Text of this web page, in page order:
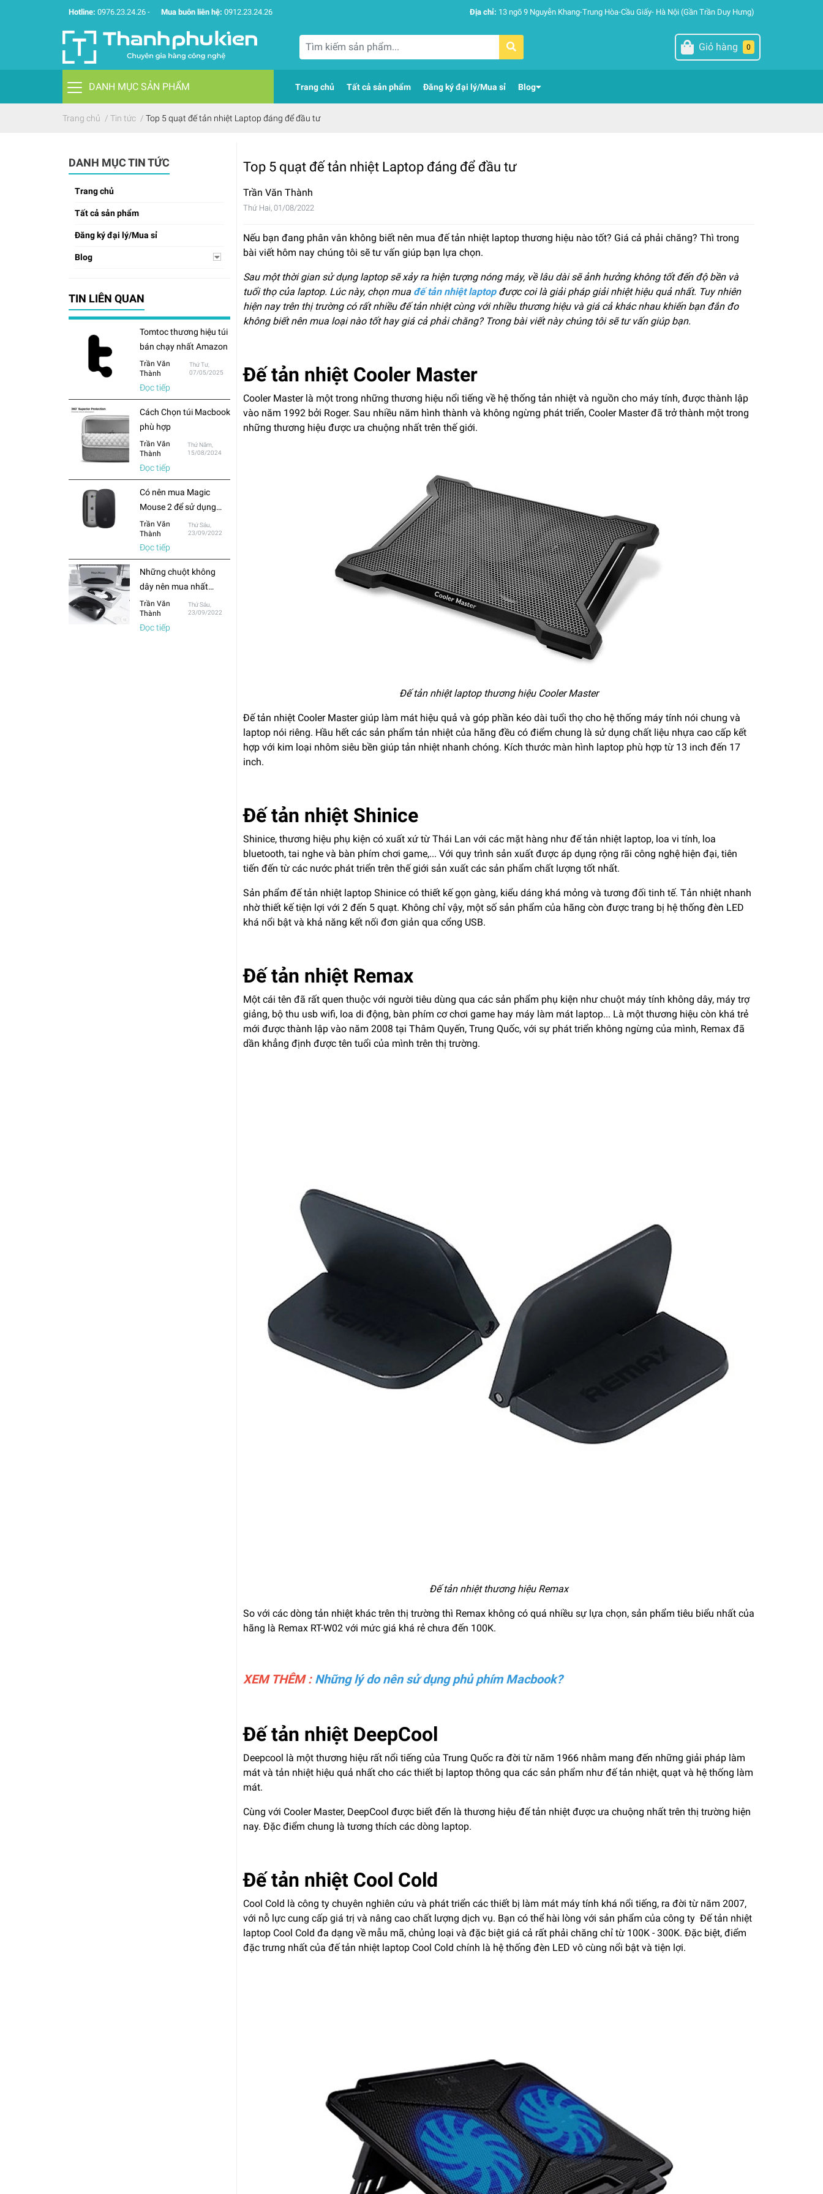
Hotline: 0976.23.24.26 - Mua buôn liên hệ: 0912.23.24.26 Địa chỉ: 13 ngõ 9 Nguyễn Khang-Trung Hòa-Cầu Giấy- Hà Nội (Gần Trần Duy Hưng)
Giỏ hàng 0
DANH MỤC SẢN PHẨM Trang chủ Tất cả sản phẩm Đăng ký đại lý/Mua sỉ Blog
Trang chủ / Tin tức / Top 5 quạt đế tản nhiệt Laptop đáng để đầu tư
DANH MỤC TIN TỨC
Trang chủ
Tất cả sản phẩm
Đăng ký đại lý/Mua sỉ
Blog
TIN LIÊN QUAN
Tomtoc thương hiệu túi
bán chạy nhất Amazon
Trần Văn
Thành
Thứ Tư,
07/05/2025
Đọc tiếp
Cách Chọn túi Macbook
phù hợp
Trần Văn
Thành
Thứ Năm,
15/08/2024
Đọc tiếp
Có nên mua Magic
Mouse 2 để sử dụng
cho Macbook hay chỉ
mua chuột thông
thường?
Trần Văn
Thành
Thứ Sáu,
23/09/2022
Đọc tiếp
Những chuột không
dây nên mua nhất
trong năm 2022
Trần Văn
Thành
Thứ Sáu,
23/09/2022
Đọc tiếp
Top 5 quạt đế tản nhiệt Laptop đáng để đầu tư
Trần Văn Thành
Thứ Hai, 01/08/2022
Nếu bạn đang phân vân không biết nên mua đế tản nhiệt laptop thương hiệu nào tốt? Giá cả phải chăng? Thì trong
bài viết hôm nay chúng tôi sẽ tư vấn giúp bạn lựa chọn.
Sau một thời gian sử dụng laptop sẽ xảy ra hiện tượng nóng máy, về lâu dài sẽ ảnh hưởng không tốt đến độ bền và
tuổi thọ của laptop. Lúc này, chọn mua đế tản nhiệt laptopđược coi là giải pháp giải nhiệt hiệu quả nhất. Tuy nhiên
hiện nay trên thị trường có rất nhiều đế tản nhiệt cùng với nhiều thương hiệu và giá cả khác nhau khiến bạn đắn đo
không biết nên mua loại nào tốt hay giá cả phải chăng? Trong bài viết này chúng tôi sẽ tư vấn giúp bạn.
Đế tản nhiệt Cooler Master
Cooler Master là một trong những thương hiệu nổi tiếng về hệ thống tản nhiệt và nguồn cho máy tính, được thành lập
vào năm 1992 bởi Roger. Sau nhiều năm hình thành và không ngừng phát triển, Cooler Master đã trở thành một trong
những thương hiệu được ưa chuộng nhất trên thế giới.
Đế tản nhiệt laptop thương hiệu Cooler Master
Đế tản nhiệt Cooler Master giúp làm mát hiệu quả và góp phần kéo dài tuổi thọ cho hệ thống máy tính nói chung và
laptop nói riêng. Hầu hết các sản phẩm tản nhiệt của hãng đều có điểm chung là sử dụng chất liệu nhựa cao cấp kết
hợp với kim loại nhôm siêu bền giúp tản nhiệt nhanh chóng. Kích thước màn hình laptop phù hợp từ 13 inch đến 17
inch.
Đế tản nhiệt Shinice
Shinice, thương hiệu phụ kiện có xuất xứ từ Thái Lan với các mặt hàng như đế tản nhiệt laptop, loa vi tính, loa
bluetooth, tai nghe và bàn phím chơi game,... Với quy trình sản xuất được áp dụng rộng rãi công nghệ hiện đại, tiên
tiến đến từ các nước phát triển trên thế giới sản xuất các sản phẩm chất lượng tốt nhất.
Sản phẩm đế tản nhiệt laptop Shinice có thiết kế gọn gàng, kiểu dáng khá mỏng và tương đối tinh tế. Tản nhiệt nhanh
nhờ thiết kế tiện lợi với 2 đến 5 quạt. Không chỉ vậy, một số sản phẩm của hãng còn được trang bị hệ thống đèn LED
khá nổi bật và khả năng kết nối đơn giản qua cổng USB.
Đế tản nhiệt Remax
Một cái tên đã rất quen thuộc với người tiêu dùng qua các sản phẩm phụ kiện như chuột máy tính không dây, máy trợ
giảng, bộ thu usb wifi, loa di động, bàn phím cơ chơi game hay máy làm mát laptop... Là một thương hiệu còn khá trẻ
mới được thành lập vào năm 2008 tại Thâm Quyến, Trung Quốc, với sự phát triển không ngừng của mình, Remax đã
dần khẳng định được tên tuổi của mình trên thị trường.
Đế tản nhiệt thương hiệu Remax
So với các dòng tản nhiệt khác trên thị trường thì Remax không có quá nhiều sự lựa chọn, sản phẩm tiêu biểu nhất của
hãng là Remax RT-W02 với mức giá khá rẻ chưa đến 100K.
XEM THÊM : Những lý do nên sử dụng phủ phím Macbook?
Đế tản nhiệt DeepCool
Deepcool là một thương hiệu rất nổi tiếng của Trung Quốc ra đời từ năm 1966 nhằm mang đến những giải pháp làm
mát và tản nhiệt hiệu quả nhất cho các thiết bị laptop thông qua các sản phẩm như đế tản nhiệt, quạt và hệ thống làm
mát.
Cùng với Cooler Master, DeepCool được biết đến là thương hiệu đế tản nhiệt được ưa chuộng nhất trên thị trường hiện
nay. Đặc điểm chung là tương thích các dòng laptop.
Đế tản nhiệt Cool Cold
Cool Cold là công ty chuyên nghiên cứu và phát triển các thiết bị làm mát máy tính khá nổi tiếng, ra đời từ năm 2007,
với nỗ lực cung cấp giá trị và nâng cao chất lượng dịch vụ. Bạn có thể hài lòng với sản phẩm của công ty Đế tản nhiệt
laptop Cool Cold đa dạng về mẫu mã, chủng loại và đặc biệt giá cả rất phải chăng chỉ từ 100K - 300K. Đặc biệt, điểm
đặc trưng nhất của đế tản nhiệt laptop Cool Cold chính là hệ thống đèn LED vô cùng nổi bật và tiện lợi.